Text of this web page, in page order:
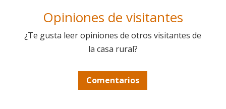
Opiniones de visitantes
¿Te gusta leer opiniones de otros visitantes de
la casa rural?
Comentarios